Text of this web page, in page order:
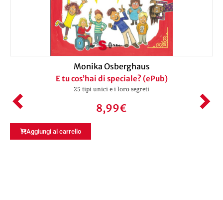
Monika Osberghaus
E tu cos’hai di speciale? (ePub)
25 tipi unici e i loro segreti
8,99€
Aggiungi al carrello